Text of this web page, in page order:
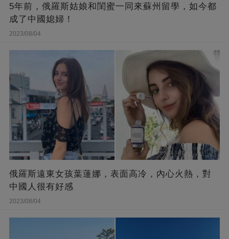
5年前，俄羅斯姑娘和閨蜜一同來蘇州留學，如今都
成了中國媳婦！
2023/08/04
俄羅斯遠東女孩葉蓮娜，表面高冷，內心火熱，對
中國人很有好感
2023/08/04